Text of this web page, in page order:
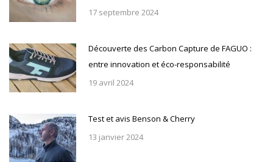
17 septembre 2024
Découverte des Carbon Capture de FAGUO :
entre innovation et éco-responsabilité
19 avril 2024
Test et avis Benson & Cherry
13 janvier 2024